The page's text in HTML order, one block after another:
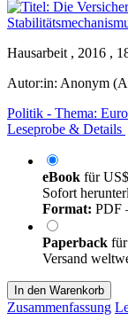
Hausarbeit , 2016 ,
Autor:in: Anonym
Politik - Thema:
Leseprobe & Details
eBook für
Sofort
Format: PDF
Paperback für
Versand
In den Warenkorb
Zusammenfassung